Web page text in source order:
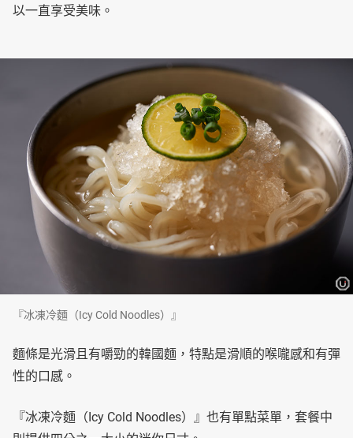
以一直享受美味。
『冰凍冷麵（Icy Cold Noodles）』
麵條是光滑且有嚼勁的韓國麵，特點是滑順的喉嚨感和有彈
性的口感。
『冰凍冷麵（Icy Cold Noodles）』也有單點菜單，套餐中